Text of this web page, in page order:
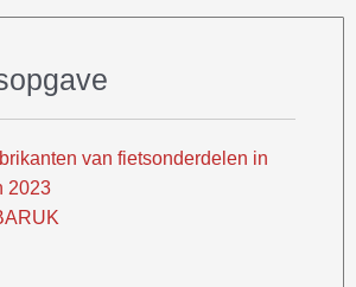
van fietsonderdelen in
2023